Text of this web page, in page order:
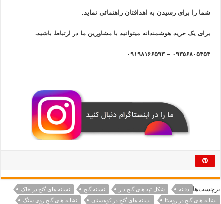
شما را برای رسیدن به اهدافتان راهنمائی نماید.
برای یک خرید هوشمندانه میتوانید با مشاورین ما در ارتباط باشید.
۰۹۳۵۶۸۰۵۴۵۴ – ۰۹۱۹۸۱۶۶۵۹۳
برچسب‌ها دفینه شکل تپه های گنج دار نشانه گنج
نشانه های گنج در خاک
نشانه های گنج در روستا
نشانه های گنج در کوهستان
نشانه های گنج روی سنگ